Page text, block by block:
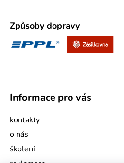
Způsoby dopravy
Informace pro vás
kontakty
o nás
školení